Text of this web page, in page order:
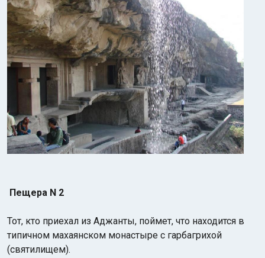
Пещера N 2
Тот, кто приехал из Аджанты, поймет, что находится в
типичном махаянском монастыре с гарбагрихой
(святилищем).